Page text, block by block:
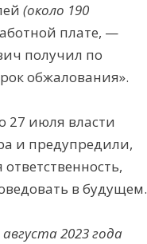
(около 190
плате, —
получил по
обжалования».
27 июля власти
и предупредили,
в будущем.
2023 года